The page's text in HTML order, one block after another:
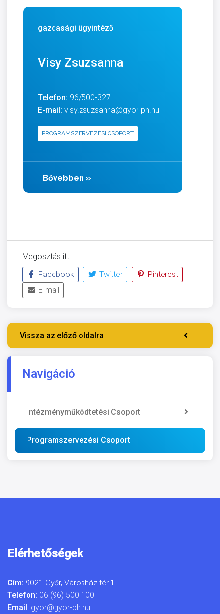
gazdasági ügyintéző
Visy Zsuzsanna
Telefon: 96/500-327
E-mail: visy.zsuzsanna@gyor-ph.hu
PROGRAMSZERVEZÉSI CSOPORT
Bővebben »
Megosztás itt:
Facebook
Twitter
Pinterest
E-mail
Vissza az előző oldalra
Navigáció
Intézményműködtetési Csoport
Programszervezési Csoport
Elérhetőségek
Cím: 9021 Győr, Városház tér 1.
Telefon: 06 (96) 500 100
Email: gyor@gyor-ph.hu